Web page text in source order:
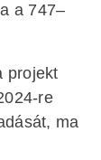
a 747–
projekt
re
ma